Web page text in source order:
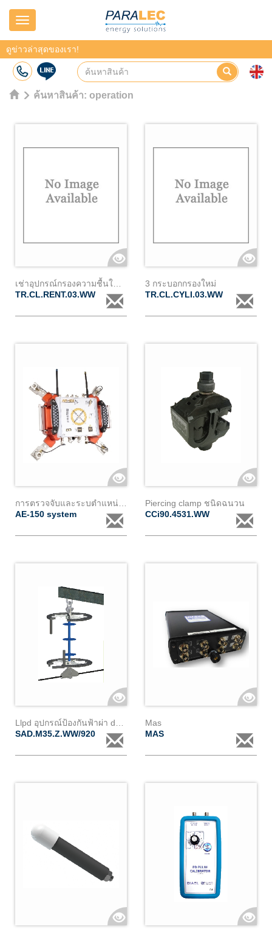
Navigation
ดูข่าวล่าสุดของเรา!
ค้นหาสินค้า: operation
TR.CL.RENT.03.WW
3 กระบอกกรองใหม่
TR.CL.CYLI.03.WW
AE-150 system
Piercing clamp ชนิดฉนวน
CCi90.4531.WW
SAD.M35.Z.WW/920
Mas
MAS